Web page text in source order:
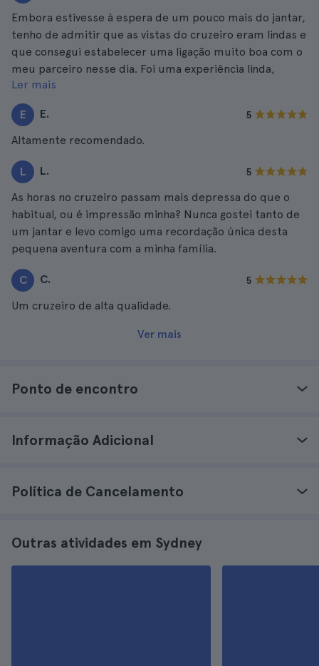
Embora estivesse à espera de um pouco mais do jantar,
tenho de admitir que as vistas do cruzeiro eram lindas e
que consegui estabelecer uma ligação muito boa com o
meu parceiro nesse dia. Foi uma experiência linda,
embora com o pequeno pormenor do jantar. Altamente
recomendado.
Ler mais
E E. 5
Altamente recomendado.
L L. 5
As horas no cruzeiro passam mais depressa do que o
habitual, ou é impressão minha? Nunca gostei tanto de
um jantar e levo comigo uma recordação única desta
pequena aventura com a minha família.
C C. 5
Um cruzeiro de alta qualidade.
Ver mais
Ponto de encontro
Informação Adicional
Política de Cancelamento
Outras atividades em Sydney